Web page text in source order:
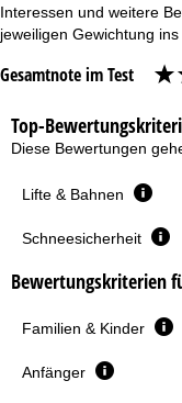
Interessen und weitere
jeweiligen Gewichtung
Gesamtnote im Test
Top-
Diese Bewertungen
Lifte & Bahnen
Schneesicherheit
Bewertungskriterien
Familien & Kinder
Anfänger